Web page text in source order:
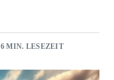
6 MIN. LESEZEIT